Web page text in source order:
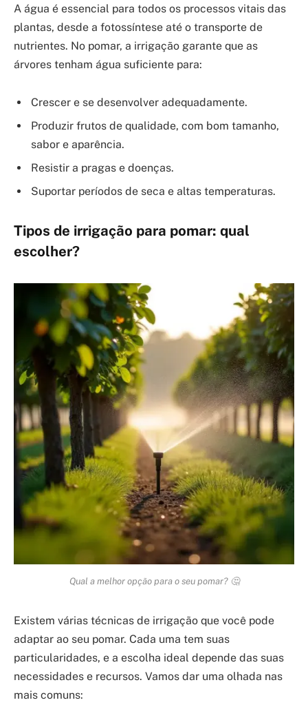
A água é essencial para todos os processos vitais das
plantas, desde a fotossíntese até o transporte de
nutrientes. No pomar, a irrigação garante que as
árvores tenham água suficiente para:
Crescer e se desenvolver adequadamente.
Produzir frutos de qualidade, com bom tamanho,
sabor e aparência.
Resistir a pragas e doenças.
Suportar períodos de seca e altas temperaturas.
Tipos de irrigação para pomar: qual
escolher?
Qual a melhor opção para o seu pomar? 🤔
Existem várias técnicas de irrigação que você pode
adaptar ao seu pomar. Cada uma tem suas
particularidades, e a escolha ideal depende das suas
necessidades e recursos. Vamos dar uma olhada nas
mais comuns: